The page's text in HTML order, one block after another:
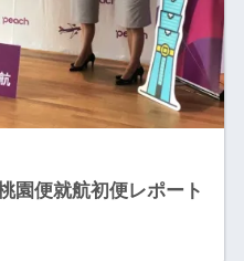
園便就航初便レポート